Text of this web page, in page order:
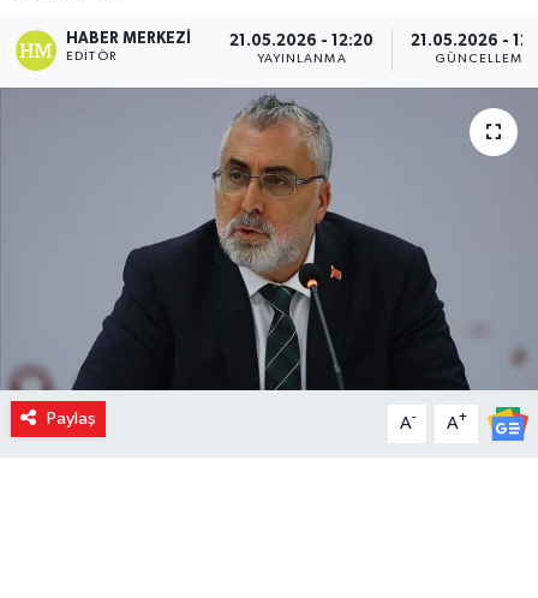
HABER MERKEZI
EDITÖR
21.05.2026 - 12:20
YAYINLANMA
21.05.2026 -
GÜNCELLEME
Paylaş A- A+